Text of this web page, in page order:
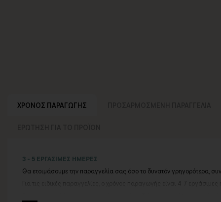
ΧΡΟΝΟΣ ΠΑΡΑΓΩΓΗΣ
3 - 5 ΕΡΓΑΣΙΜΕΣ ΗΜΕΡΕΣ
Θα ετοιμάσουμε την παραγγελία σας όσο το δυνατόν γρηγορότερα,
Για τις ειδικές παραγγελίες, ο χρόνος παραγωγής είναι 4-7 εργάσιμες